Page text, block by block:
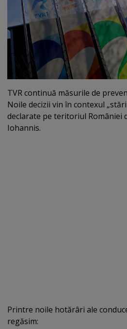
TVR continuă măsurile de
Noile decizii vin în contexul
declarate pe teritoriul României
Iohannis.
Printre noile hotărâri ale
regăsim: